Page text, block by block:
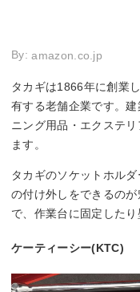
By:amazon.co.jp
タカギは1866年に創業
有する老舗企業です。
ニング用品・エクステ
ます。
タカギのソケットホル
の付け外しをできるの
で、作業台に固定したり
ケーティーシー(KTC)